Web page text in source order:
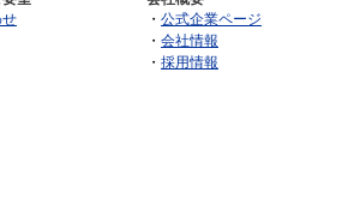
せ
・ 公式企業ページ
・ 会社情報
・ 採用情報